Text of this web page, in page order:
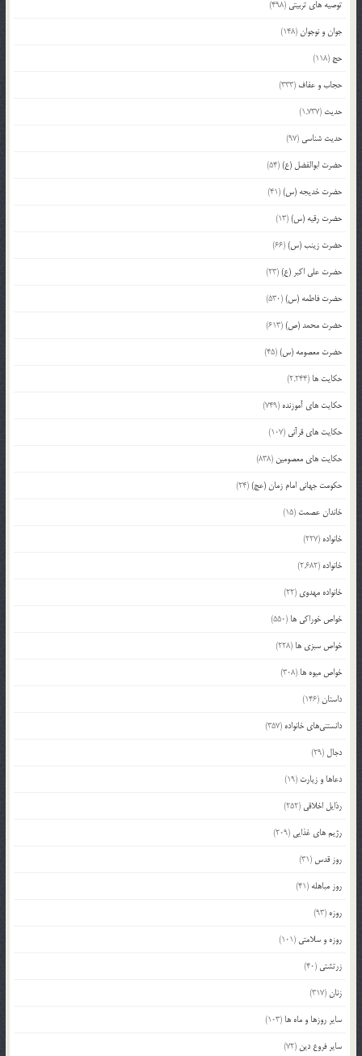
توصیه های تربیتی (498)
جوان و نوجوان(148)
حج (118)
حجاب و عفاف (333)
حدیث (1,737)
حدیث شناسی (97)
حضرت ابوالفضل (ع)(54)
حضرت خدیجه (س)(41)
حضرت رقیه (س)(13)
حضرت زینب (س)(66)
حضرت علی اکبر (ع)(23)
حضرت فاطمه (س)(530)
حضرت محمد (ص)(613)
حضرت معصومه (س)(45)
حکایت ها (2,244)
حکایت های آموزنده (749)
حکایت های قرآنی (107)
حکایت های معصومین (838)
حکومت جهانی امام زمان (عج)(24)
خاندان عصمت (15)
خانواده (227)
خانواده (2,682)
خانواده مهدوی (22)
خواص خوراکی ها (550)
خواص سبزی ها (228)
خواص میوه ها (308)
داستان(146)
دانستنی‌های خانواده (357)
دجال (29)
دعاها و زیارت (19)
رذایل اخلاقی (252)
رژیم های غذایی (209)
روز قدس (31)
روز مباهله (41)
روزه (93)
روزه و سلامتی (101)
زرتشتی (40)
زنان(317)
سایر روزها و ماه ها (103)
سایر فروع دین (72)